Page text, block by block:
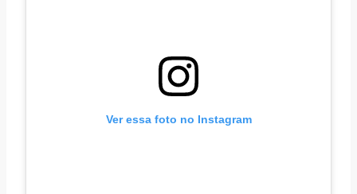
Ver essa foto no Instagram